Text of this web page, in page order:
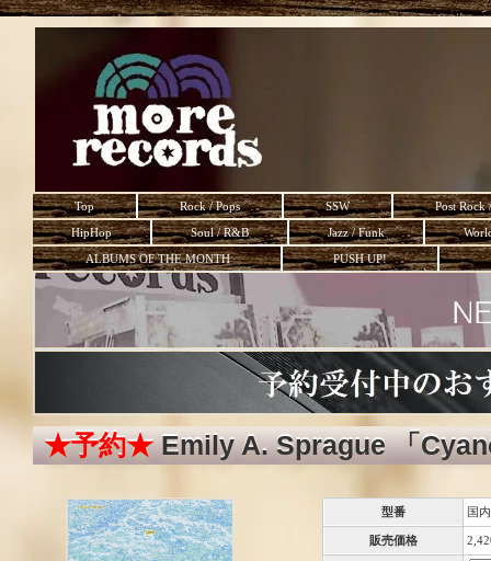
Top Rock / Pops SSW
Post Rock
HipHop
Soul / R&B Jazz / Funk
ALBUMS OF THE MONTH
PUSH UP!
★予約★Emily A. Sprague 「
型番 国
販売価格